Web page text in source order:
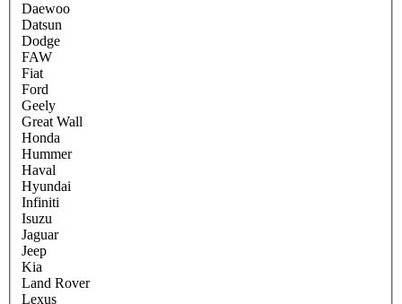
Daewoo
Datsun
Dodge
FAW
Fiat
Ford
Geely
Great Wall
Honda
Hummer
Haval
Hyundai
Infiniti
Isuzu
Jaguar
Jeep
Kia
Land Rover
Lexus